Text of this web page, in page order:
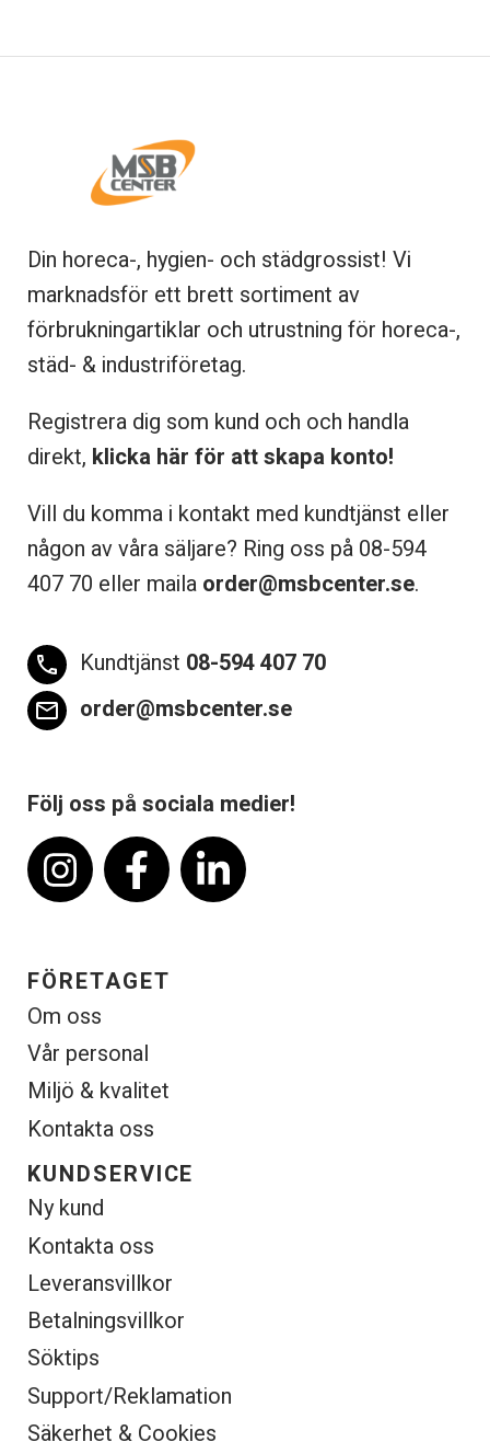
Din horeca-, hygien- och städgrossist! Vi
marknadsför ett brett sortiment av
förbrukningartiklar och utrustning för horeca-,
städ- & industriföretag.
Registrera dig som kund och och handla
direkt, klicka här för att skapa konto!
Vill du komma i kontakt med kundtjänst eller
någon av våra säljare? Ring oss på 08-594
407 70 eller maila order@msbcenter.se.
phone Kundtjänst 08-594 407 70
email order@msbcenter.se
Följ oss på sociala medier!
FÖRETAGET
Om oss
Vår personal
Miljö & kvalitet
Kontakta oss
KUNDSERVICE
Ny kund
Kontakta oss
Leveransvillkor
Betalningsvillkor
Söktips
Support/Reklamation
Säkerhet & Cookies